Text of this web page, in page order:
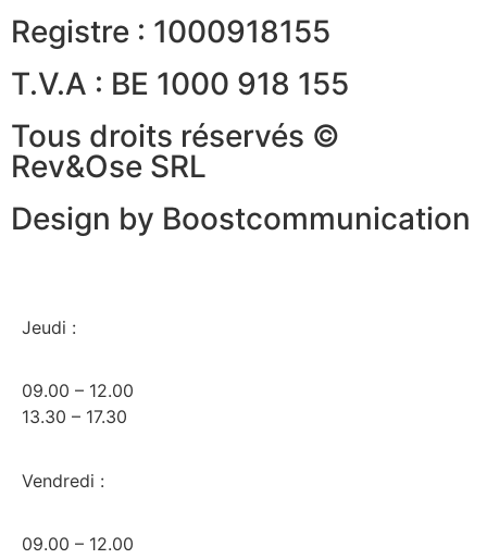
Registre : 1000918155
T.V.A : BE 1000 918 155
Tous droits réservés ©
Rev&Ose SRL
Design by Boostcommunication
Jeudi :
09.00 – 12.00
13.30 – 17.30
Vendredi :
09.00 – 12.00